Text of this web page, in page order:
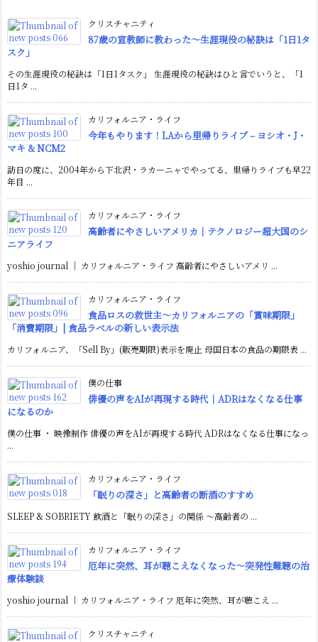
クリスチャニティ
87歳の宣教師に教わった〜生涯現役の秘訣は「1日1タ
スク」
その生涯現役の秘訣は「1日1タスク」 生涯現役の秘訣はひと言でいうと、「1
日1タ ...
カリフォルニア・ライフ
今年もやります！LAから里帰りライブ – ヨシオ・J・
マキ & NCM2
訪日の度に、2004年から下北沢・ラカーニャでやってる、里帰りライブも早22
年目 ...
カリフォルニア・ライフ
高齢者にやさしいアメリカ｜テクノロジー超大国のシ
ニアライフ
yoshio journal ｜ カリフォルニア・ライフ 高齢者にやさしいアメリ ...
カリフォルニア・ライフ
食品ロスの救世主〜カリフォルニアの「賞味期限」
「消費期限」| 食品ラベルの新しい表示法
カリフォルニア、「Sell By」(販売期限)表示を廃止 母国日本の食品の期限表 ...
僕の仕事
俳優の声をAIが再現する時代｜ADRはなくなる仕事
になるのか
僕の仕事 ・ 映像制作 俳優の声をAIが再現する時代 ADRはなくなる仕事になっ
...
カリフォルニア・ライフ
「眠りの深さ」と高齢者の断酒のすすめ
SLEEP & SOBRIETY 飲酒と「眠りの深さ」の関係 〜高齢者の ...
カリフォルニア・ライフ
厄年に突然、耳が聴こえなくなった〜突発性難聴の治
療体験談
yoshio journal ｜ カリフォルニア・ライフ 厄年に突然、耳が聴こえ ...
クリスチャニティ